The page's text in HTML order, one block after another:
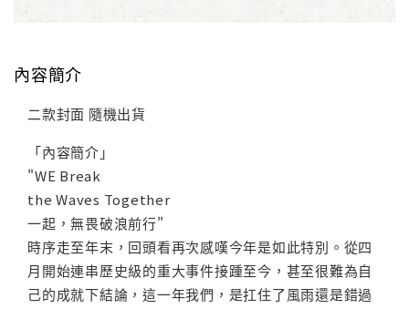
內容簡介
二款封面 隨機出貨
「內容簡介」
"WE Break
the Waves Together
一起，無畏破浪前行"
時序走至年末，回頭看再次感嘆今年是如此特別。從四
月開始連串歷史級的重大事件接踵至今，甚至很難為自
己的成就下結論，這一年我們，是扛住了風雨還是錯過